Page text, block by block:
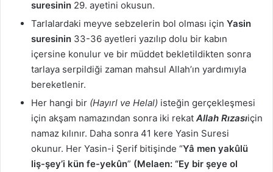
suresinin 29. ayetini okusun.
Tarlalardaki meyve sebzelerin bol olması için Yasin
suresinin 33-36 ayetleri yazılıp dolu bir kabın
içersine konulur ve bir müddet bekletildikten sonra
tarlaya serpildiği zaman mahsul Allah’ın yardımıyla
bereketlenir.
Her hangi bir (Hayırl ve Helal) isteğin gerçekleşmesi
için akşam namazından sonra iki rekat Allah Rızasıiçin
namaz kılınır. Daha sonra 41 kere Yasin Suresi
okunur. Her Yasin-i Şerif bitişinde “Yâ men yakûlü
liş-şey’i kün fe-yekûn” (Melaen: “Ey bir şeye ol